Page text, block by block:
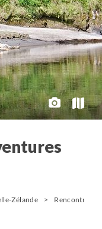
Zélande Rencontres